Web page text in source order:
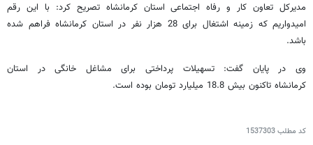
مدیرکل تعاون کار و رفاه اجتماعی استان کرمانشاه تصریح کرد: با این رقم
امیدواریم که زمینه اشتغال برای 28 هزار نفر در استان کرمانشاه فراهم شده
باشد.
وی در پایان گفت: تسهیلات پرداختی برای مشاغل خانگی در استان
کرمانشاه تاکنون بیش 18.8 میلیارد تومان بوده است.
کد مطلب1537303